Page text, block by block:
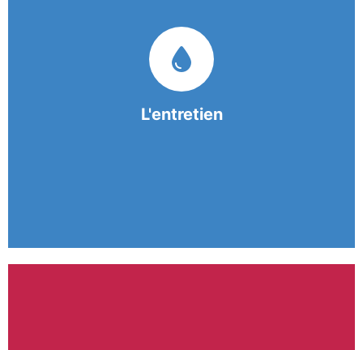
L'entretien
garantissent une prestation de nettoyage de
qualité.